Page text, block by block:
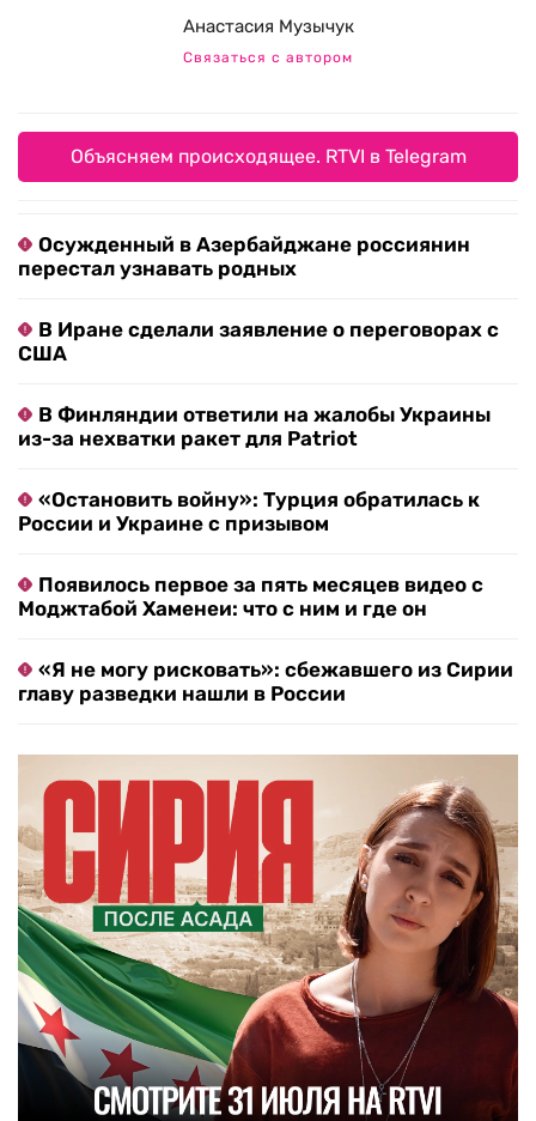
Анастасия Музычук
Связаться с автором
Объясняем происходящее. RTVI в Telegram
Осужденный в Азербайджане россиянин
перестал узнавать родных
В Иране сделали заявление о переговорах с
США
В Финляндии ответили на жалобы Украины
из-за нехватки ракет для Patriot
«Остановить войну»: Турция обратилась к
России и Украине с призывом
Появилось первое за пять месяцев видео с
Моджтабой Хаменеи: что с ним и где он
«Я не могу рисковать»: сбежавшего из Сирии
главу разведки нашли в России